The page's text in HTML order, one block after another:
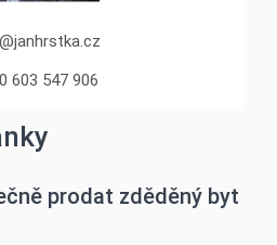
603 547 906
prodat zděděný byt